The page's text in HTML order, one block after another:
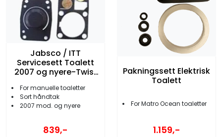
Jabsco / ITT
Servicesett Toalett
2007 og nyere-Twist
For manuelle toaletter
Sort håndtak
2007 mod. og nyere
839,-
Pakningssett Elektrisk
Toalett
For Matro Ocean toaletter
1.159,-